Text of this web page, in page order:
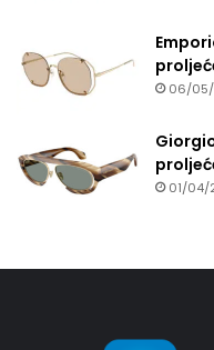
06/
01/04/